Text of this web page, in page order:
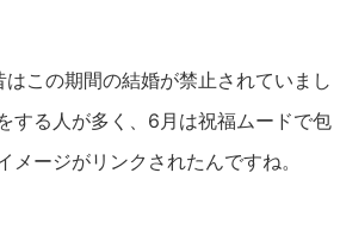
この期間の結婚が禁止されていまし
する人が多く、6月は祝福ムードで包
ージがリンクされたんですね。